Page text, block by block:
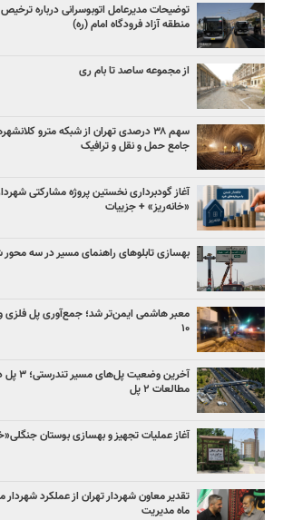
توضیحات مدیرعامل اتوبوسرانی درباره
منطقه آزاد فرودگاه امام (ره)
از مجموعه ساصد تا بام ری
سهم ۳۸ درصدی تهران از شبکه مترو
جامع حمل و نقل و ترافیک
آغاز گودبرداری نخستین پروژه مشارکتی
«خانه‌ریز» + جزییات
بهسازی تابلوهای راهنمای مسیر در سه
معبر هاشمی ایمن‌تر شد؛ جمع‌آوری پل
۱۰
آخرین
مطالعات ۲ پل
آغاز عملیات تجهیز و بهسازی بوستان
ماه مدیریت